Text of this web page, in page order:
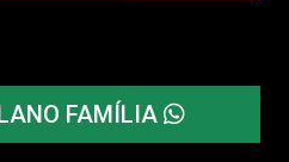
FAMÍLIA